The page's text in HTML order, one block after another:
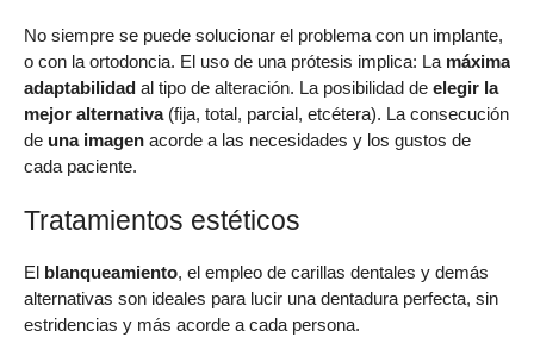
No siempre se puede solucionar el problema con un implante,
o con la ortodoncia. El uso de una prótesis implica: La máxima
adaptabilidad al tipo de alteración. La posibilidad de elegir la
mejor alternativa(fija, total, parcial, etcétera). La consecución
de una imagen acorde a las necesidades y los gustos de
cada paciente.
Tratamientos estéticos
El blanqueamiento, el empleo de carillas dentales y demás
alternativas son ideales para lucir una dentadura perfecta, sin
estridencias y más acorde a cada persona.